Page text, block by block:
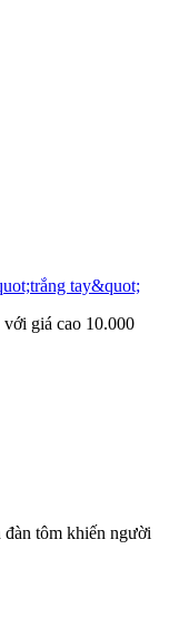
tay&quot;
giá cao 10.000
đàn tôm khiến người